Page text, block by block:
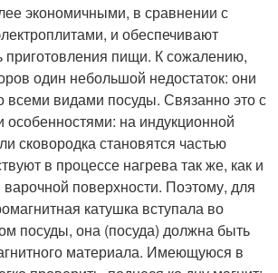
экономичными, в сравнении с
и обеспечивают
приготовления пищи. К сожалению,
один небольшой недостаток: они
всеми видами посуды. Связанно это с
особенностями: на индукционной
сковородка становятся частью
в процессе нагрева так же, как и
варочной поверхности. Поэтому, для
катушка вступала во
посуды, она (посуда) должна быть
материала. Имеющуюся в